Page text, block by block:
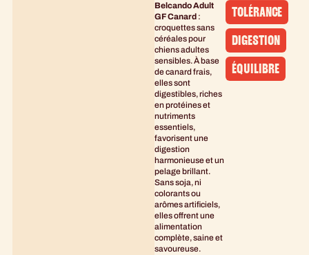
Belcando Adult
GF Canard :
croquettes sans
céréales pour
chiens adultes
sensibles. À base
de canard frais,
elles sont
digestibles, riches
en protéines et
nutriments
essentiels,
favorisent une
digestion
harmonieuse et un
pelage brillant.
Sans soja, ni
colorants ou
arômes artificiels,
elles offrent une
alimentation
complète, saine et
savoureuse.
TOLÉRANCE
DIGESTION
ÉQUILIBRE